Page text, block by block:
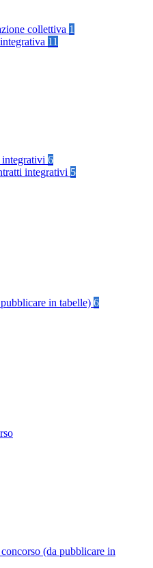
collettiva 1
11
6
integrativi 5
in tabelle) 6
(da pubblicare in